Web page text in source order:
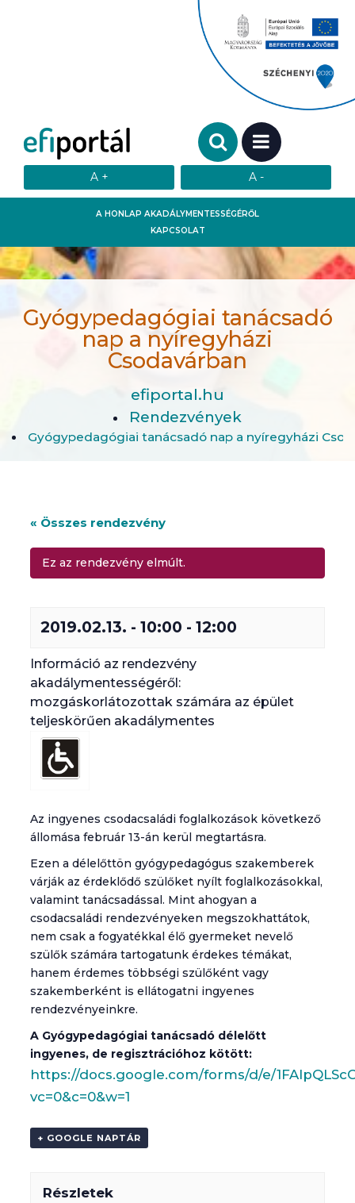
A HONLAP AKADÁLYMENTESSÉGÉRŐL
KAPCSOLAT
Keresendő szó:
MENÜ
Gyógypedagógiai tanácsadó
nap a nyíregyházi
Csodavárban
efiportal.hu
Rendezvények
Gyógypedagógiai tanácsadó nap a nyíregyházi
« Összes rendezvény
Ez az rendezvény elmúlt.
2019.02.13. - 10:00 - 12:00
Információ az rendezvény
akadálymentességéről:
mozgáskorlátozottak számára az épület
teljeskörűen akadálymentes
Az ingyenes csodacsaládi foglalkozások következő
állomása február 13-án kerül megtartásra.
Ezen a délelőttön gyógypedagógus szakemberek
várják az érdeklődő szülőket nyílt foglalkozásokkal,
valamint tanácsadással. Mint ahogyan a
csodacsaládi rendezvényeken megszokhattátok,
nem csak a fogyatékkal élő gyermeket nevelő
szülők számára tartogatunk érdekes témákat,
hanem érdemes többségi szülőként vagy
szakemberként is ellátogatni ingyenes
rendezvényeinkre.
A Gyógypedagógiai tanácsadó délelőtt
ingyenes, de regisztrációhoz kötött:
https://docs.google.com/forms/d/e/
vc=0&c=0&w=1
+ GOOGLE NAPTÁR
Részletek